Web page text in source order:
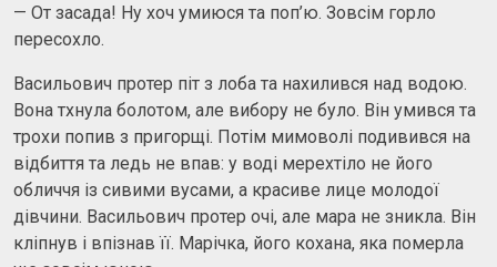
— От засада! Ну хоч умиюся та поп’ю. Зовсім горло
пересохло.
Васильович протер піт з лоба та нахилився над водою.
Вона тхнула болотом, але вибору не було. Він умився та
трохи попив з пригорщі. Потім мимоволі подивився на
відбиття та ледь не впав: у воді мерехтіло не його
обличчя із сивими вусами, а красиве лице молодої
дівчини. Васильович протер очі, але мара не зникла. Він
кліпнув і впізнав її. Марічка, його кохана, яка померла